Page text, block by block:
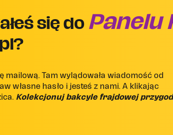
się doPanelu
Tam wylądowała wiadomość od
własne hasło i jesteś z nami. A klikając
Kolekcjonuj bakcyle frajdowej